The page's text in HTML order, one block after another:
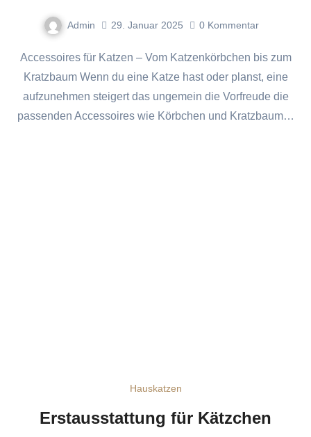
Admin 29. Januar 2025 0 Kommentar
Accessoires für Katzen – Vom Katzenkörbchen bis zum
Kratzbaum Wenn du eine Katze hast oder planst, eine
aufzunehmen steigert das ungemein die Vorfreude die
passenden Accessoires wie Körbchen und Kratzbaum…
Hauskatzen
Erstausstattung für Kätzchen